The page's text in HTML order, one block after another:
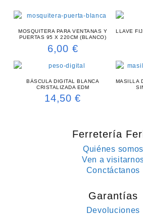
MOSQUITERA PARA VENTANAS Y
PUERTAS 95 X 220CM (BLANCO)
6,00 €
LLAVE
BÁSCULA DIGITAL BLANCA
CRISTALIZADA EDM
14,50€
MASILLA
Ferretería
Quiénes somos
Ven a
Conctáctanos
Garantías
Devoluciones